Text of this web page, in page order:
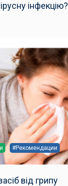
інфекцію?
#Рекомендации
від грипу